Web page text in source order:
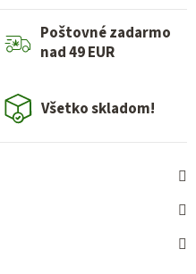
Poštovné zadarmo
nad 49 EUR
Všetko skladom!